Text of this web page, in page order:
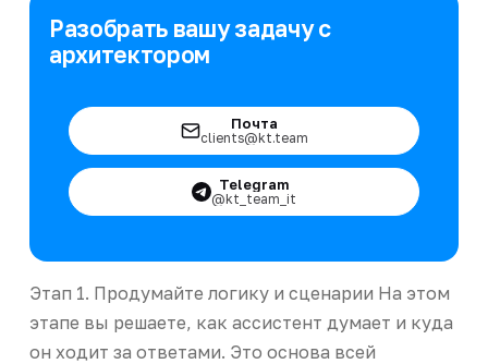
Разобрать вашу задачу с
архитектором
Почта
clients@kt.team
Telegram
@kt_team_it
Этап 1. Продумайте логику и сценарии На этом
этапе вы решаете, как ассистент думает и куда
он ходит за ответами. Это основа всей